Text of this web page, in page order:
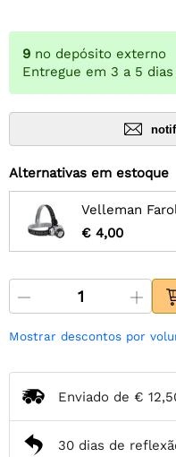
9 no depósito externo
Entregue em 3 a 5 dias
Alternativas em estoque
€ 4,00
Mostrar descontos por
Enviado de €
30 dias de